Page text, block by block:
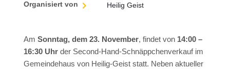
Organisiert von Heilig Geist
AmSonntag, dem 23. November, findet von 14:00 –
16:30 Uhr der Second-Hand-Schnäppchenverkauf im
Gemeindehaus von Heilig-Geist statt. Neben aktueller